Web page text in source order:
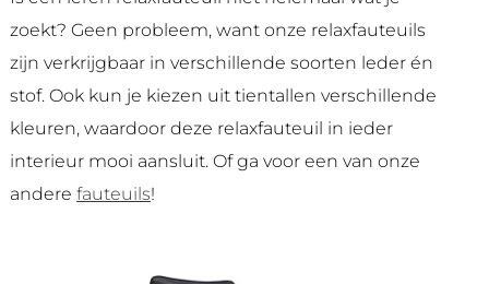
zoekt? Geen probleem, want onze relaxfauteuils
zijn verkrijgbaar in verschillende soorten leder én
stof. Ook kun je kiezen uit tientallen verschillende
kleuren, waardoor deze relaxfauteuil in ieder
interieur mooi aansluit. Of ga voor een van onze
andere fauteuils!